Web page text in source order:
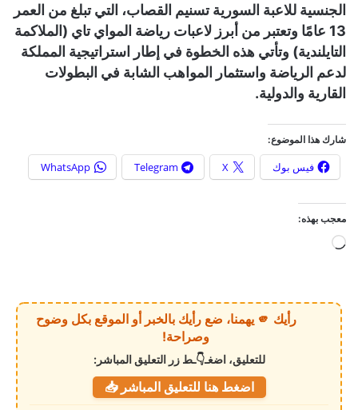
الجنسية للاعبة السورية تسنيم القصاب، التي تبلغ من العمر
13 عامًا وتعتبر من أبرز لاعبات رياضة المواي تاي (الملاكمة
التايلندية) وتأتي هذه الخطوة في إطار استراتيجية المملكة
لدعم الرياضة واستثمار المواهب الشابة في البطولات
القارية والدولية.
شارك هذا الموضوع:
فيس بوك X
Telegram
WhatsApp
معجب بهذه:
ي
رأيك 🫵 يهمنا، ضع رأيك بالخبر أو الموقع بكل وضوح
وصراحة!
للتعليق، اضغـ👇ـط زر التعليق المباشر:
اضغط هنا للتعليق المباشر 📥